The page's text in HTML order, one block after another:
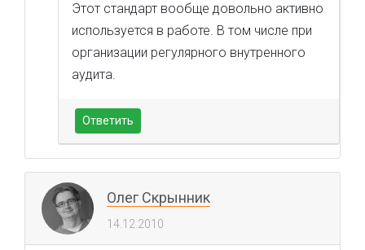
Этот стандарт вообще довольно активно
используется в работе. В том числе при
организации регулярного внутренного
аудита.
Ответить
Олег Скрынник
14.12.2010